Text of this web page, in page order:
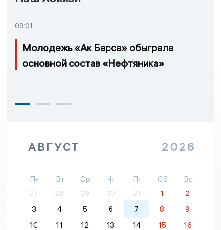
09:01
Молодежь «Ак Барса» обыграла
основной состав «Нефтяника»
АВГУСТ 2026
Пн Вт Ср Чт Пт Сб
Вс
27
28 29 30 31 1
2
3
4 5 6 7 8
9
10
11 12 13 14 15
16